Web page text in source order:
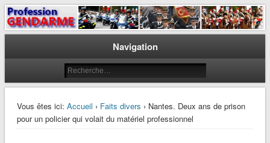
Profession Gendarme
Le journal des gendarmes
Navigation
Vous êtes ici: Accueil › Faits divers › Nantes. Deux ans de prison
pour un policier qui volait du matériel professionnel